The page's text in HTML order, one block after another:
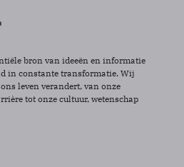
bron van ideeën en informatie
in constante transformatie. Wij
leven verandert, van onze
tot onze cultuur, wetenschap